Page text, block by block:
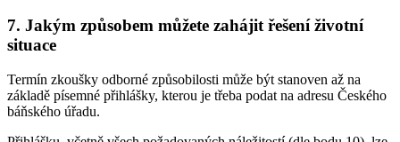
7. Jakým způsobem můžete zahájit řešení životní
situace
Termín zkoušky odborné způsobilosti může být stanoven až na
základě písemné přihlášky, kterou je třeba podat na adresu Českého
báňského úřadu.